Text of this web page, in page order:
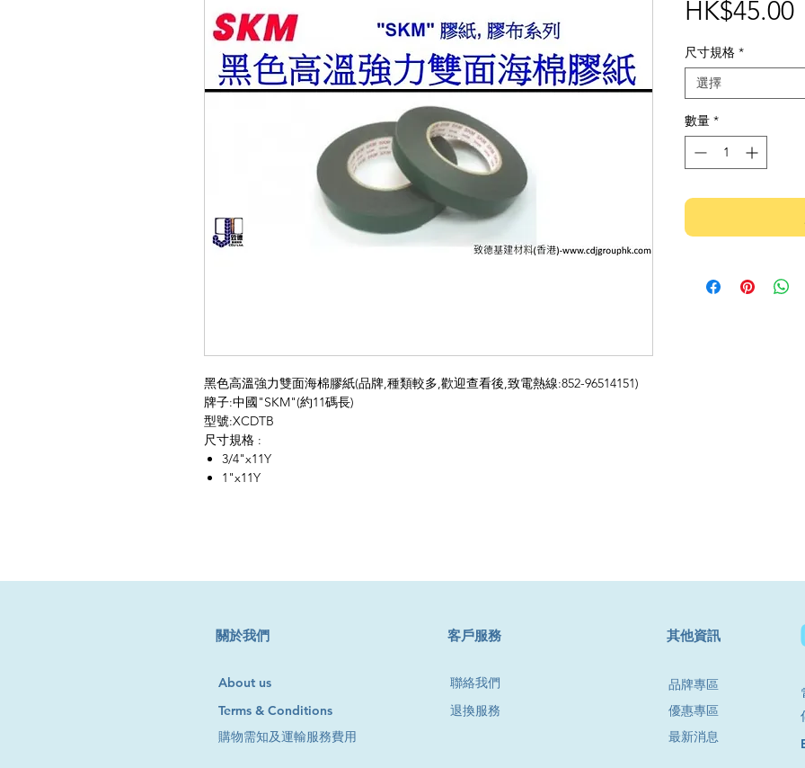
黑色高溫強力雙面海棉膠紙(品牌,種類較多,歡迎查看後,致電熱線:852-96514151)
牌子:中國"SKM"(約11碼長)
型號:XCDTB
尺寸規格 :
3/4"x11Y
1"x11Y
HK$45.00價
尺寸規格 *
選擇
數量 *
​關於我們
About us
Terms & Conditions
​客戶服務
聯絡我們
退換服務
購物需知及運輸服務費用
其他資訊
品牌專區
優惠專區
最新消息